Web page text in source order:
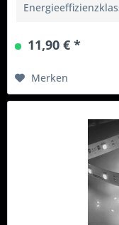
11,90 € *
Merken